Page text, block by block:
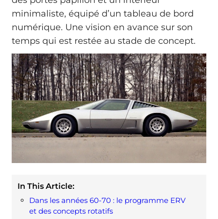
minimaliste, équipé d’un tableau de bord
numérique. Une vision en avance sur son
temps qui est restée au stade de concept.
In This Article:
Dans les années 60-70 : le programme ERV
et des concepts rotatifs